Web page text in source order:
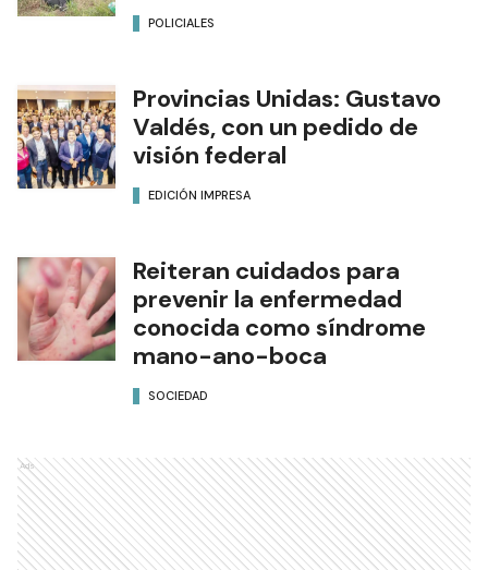
POLICIALES
Provincias Unidas: Gustavo
Valdés, con un pedido de
visión federal
EDICIÓN IMPRESA
Reiteran cuidados para
prevenir la enfermedad
conocida como síndrome
mano-ano-boca
SOCIEDAD
Ads